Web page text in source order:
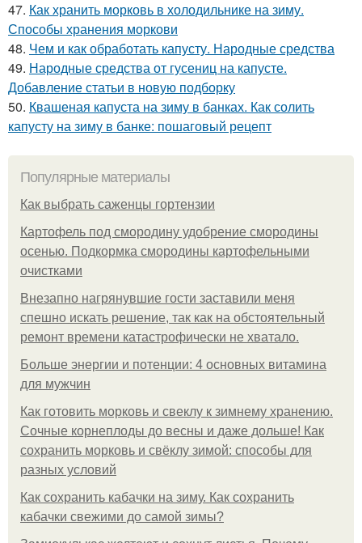
47. Как хранить морковь в холодильнике на зиму.
Способы хранения моркови
48. Чем и как обработать капусту. Народные средства
49. Народные средства от гусениц на капусте.
Добавление статьи в новую подборку
50. Квашеная капуста на зиму в банках. Как солить
капусту на зиму в банке: пошаговый рецепт
Популярные материалы
Как выбрать саженцы гортензии
Картофель под смородину удобрение смородины
осенью. Подкормка смородины картофельными
очистками
Внезапно нагрянувшие гости заставили меня
спешно искать решение, так как на обстоятельный
ремонт времени катастрофически не хватало.
Больше энергии и потенции: 4 основных витамина
для мужчин
Как готовить морковь и свеклу к зимнему хранению.
Сочные корнеплоды до весны и даже дольше! Как
сохранить морковь и свёклу зимой: способы для
разных условий
Как сохранить кабачки на зиму. Как сохранить
кабачки свежими до самой зимы?